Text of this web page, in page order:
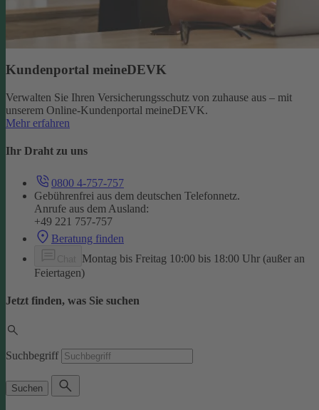
Kundenportal meineDEVK
Verwalten Sie Ihren Versicherungsschutz von zuhause aus – mit
unserem Online-Kundenportal meineDEVK.
Mehr erfahren
Ihr Draht zu uns
0800 4-757-757
Gebührenfrei aus dem deutschen Telefonnetz.
Anrufe aus dem Ausland:
+49 221 757-757
Beratung finden
Montag bis Freitag 10:00 bis 18:00 Uhr (außer an
Feiertagen)
Jetzt finden, was Sie suchen
Suchbegriff
Suchen